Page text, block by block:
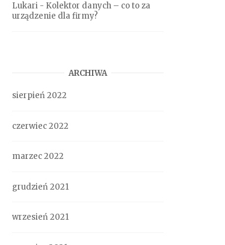
Lukari - Kolektor danych – co to za
urządzenie dla firmy?
ARCHIWA
sierpień 2022
czerwiec 2022
marzec 2022
grudzień 2021
wrzesień 2021